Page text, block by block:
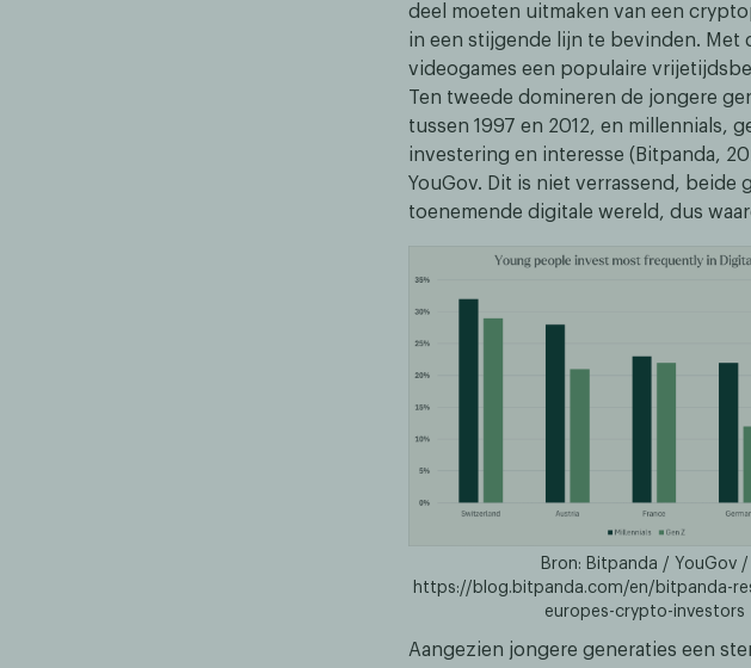
deel moeten uitmaken van een
in een stijgende lijn te bevinden. Met
videogames een populaire
Ten tweede domineren de jongere
tussen 1997 en 2012, en millennials,
investering en interesse (Bitpanda,
YouGov. Dit is niet verrassend,
toenemende digitale wereld, dus
Bron: Bitpanda / YouGov /
https://blog.bitpanda.com/en/bitpanda-
europes-crypto-investors
Aangezien jongere generaties een